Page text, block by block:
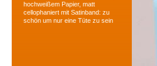
hochweißem Papier, matt
cellophaniert mit Satinband: zu
schön um nur eine Tüte zu sein